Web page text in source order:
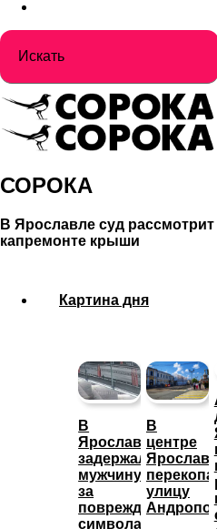
СОРОКА
В Ярославле суд
капремонте крыши
Картина дня
В
Ярославле
задержали
мужчину
за
повреждение
символа
В
центре
улицу